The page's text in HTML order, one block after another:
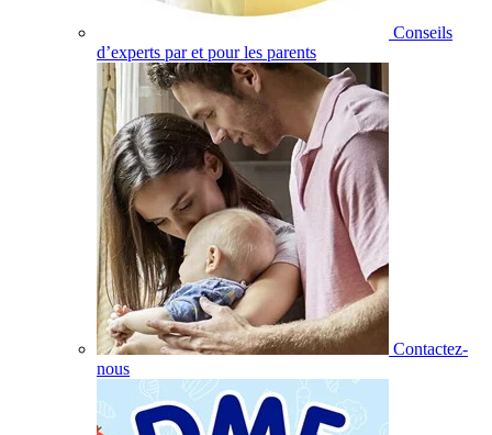
Conseils
d’experts par et pour les parents
Contactez-
nous